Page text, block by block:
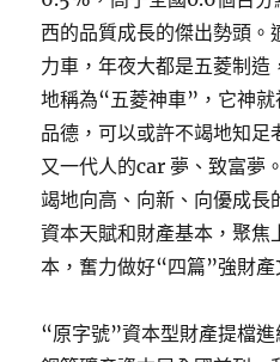
西的品質成長的傑出勢頭。
力車，年夜大都是五菱制
地稱為“五菱神車”，它神
品德，可以或許不竭地知足
又一代人的car 夢、致富夢
竭地向高、向新、向優成長
資本天賦和財產基本，聚焦
本，奮力做好“四篇”強財產
“原字號”資本型財產提檔進